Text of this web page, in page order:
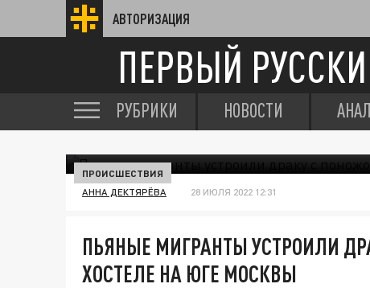
АВТОРИЗАЦИЯ
ПЕРВЫЙ
РУБРИКИ НОВОСТИ
ПРОИСШЕСТВИЯ
АННА ДЕКТЯРЁВА 28 ИЮЛЯ 2022 12:31
ПЬЯНЫЕ МИГРАНТЫ УСТРОИЛИ
ХОСТЕЛЕ НА ЮГЕ МОСКВЫ